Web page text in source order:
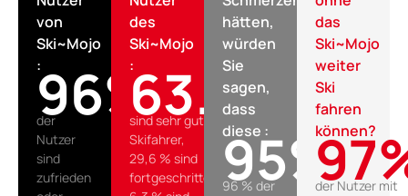
von
Ski~Mojo
:
der
Nutzer
sind
zufrieden
97%
des
Ski~Mojo
:
sind sehr gute
Skifahrer,
29,6 % sind
fortgeschritten
63.7%
hätten,
würden
Sie
sagen,
dass
diese :
96 % der
96%
das
Ski~Mojo
weiter
Ski
fahren
können?
der Nutzer mit
98